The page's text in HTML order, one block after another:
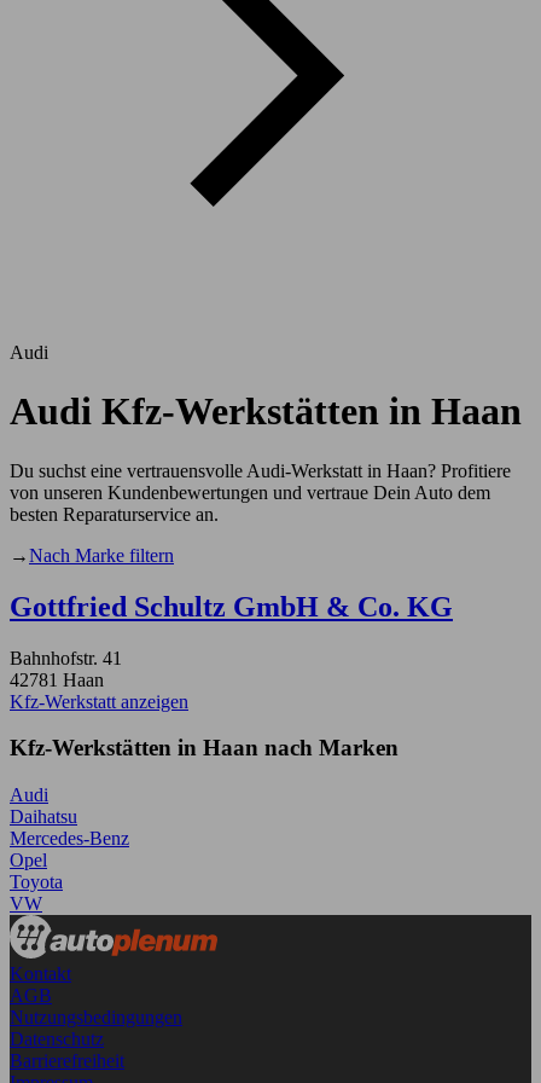
Audi
Audi Kfz-Werkstätten in Haan
Du suchst eine vertrauensvolle Audi-Werkstatt in Haan? Profitiere
von unseren Kundenbewertungen und vertraue Dein Auto dem
besten Reparaturservice an.
→Nach Marke filtern
Gottfried Schultz GmbH & Co. KG
Bahnhofstr. 41
42781 Haan
Kfz-Werkstatt anzeigen
Kfz-Werkstätten in Haan nach Marken
Audi
Daihatsu
Mercedes-Benz
Opel
Toyota
VW
Kontakt
AGB
Nutzungsbedingungen
Datenschutz
Barrierefreiheit